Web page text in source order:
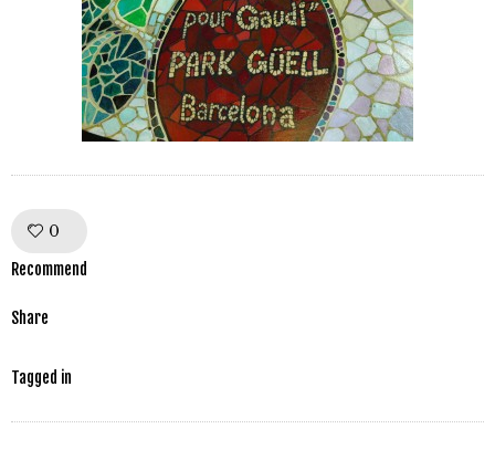
0
Recommend
Share
Tagged in